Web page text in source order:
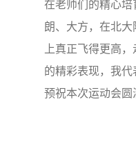
在老师们的精心
朗、大方，在北
上真正飞得更高
的精彩表现，我
预祝本次运动会圆